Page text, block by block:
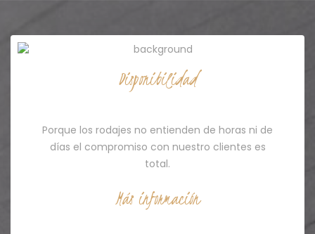
Disponibilidad
Porque los rodajes no entienden de horas ni de
días el compromiso con nuestro clientes es
total.
Más información